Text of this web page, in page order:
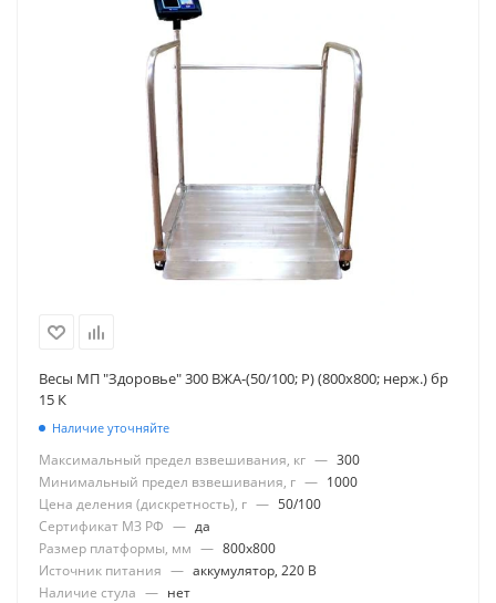
Весы МП "Здоровье" 300 ВЖА-(50/100; Р) (800х800; нерж.) бр
15 К
Наличие уточняйте
Максимальный предел взвешивания, кг — 300
Минимальный предел взвешивания, г — 1000
Цена деления (дискретность), г — 50/100
Сертификат МЗ РФ — да
Размер платформы, мм — 800x800
Источник питания — аккумулятор, 220 В
Наличие стула — нет